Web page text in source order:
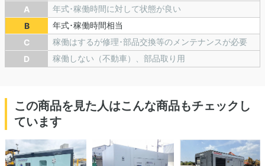
A
年式･稼働時間に対して状態が良い
B
年式･稼働時間相当
C
稼働はするが修理･部品交換等のメンテナンスが必要
D
稼働しない（不動車）、部品取り用
この商品を見た人はこんな商品もチェックし
ています